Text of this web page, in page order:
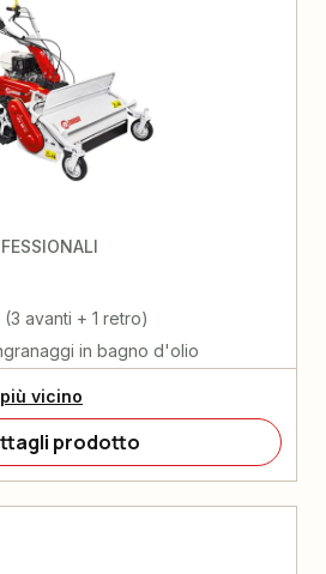
avanti + 1 retro)
in bagno d'olio
vicino
prodotto